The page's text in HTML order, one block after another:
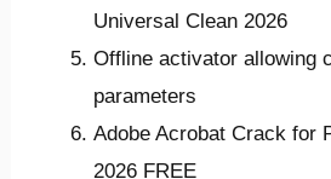
Universal Clean 2026
Offline activator allowing
parameters
Adobe Acrobat Crack for
2026 FREE